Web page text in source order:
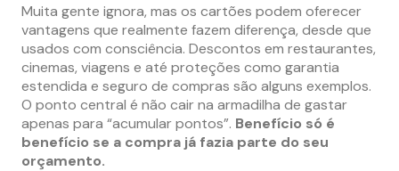
Muita gente ignora, mas os cartões podem oferecer
vantagens que realmente fazem diferença, desde que
usados com consciência. Descontos em restaurantes,
cinemas, viagens e até proteções como garantia
estendida e seguro de compras são alguns exemplos.
O ponto central é não cair na armadilha de gastar
apenas para “acumular pontos”. Benefício só é
benefício se a compra já fazia parte do seu
orçamento.